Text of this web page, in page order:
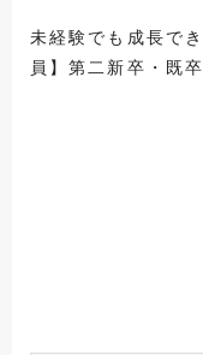
未経験でも成長で
員】第二新卒・既